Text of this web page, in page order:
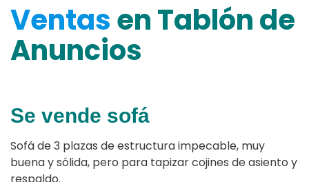
Ventasen Tablón de
Anuncios
Se vende sofá
Sofá de 3 plazas de estructura impecable, muy
buena y sólida, pero para tapizar cojines de asiento y